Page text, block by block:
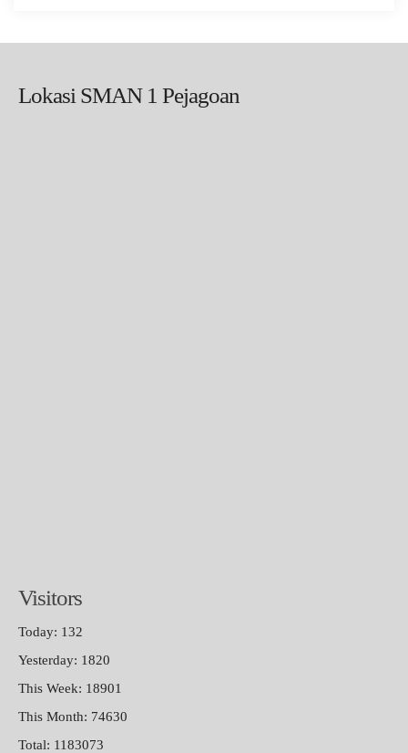
Lokasi SMAN 1 Pejagoan
Visitors
Today: 132
Yesterday: 1820
This Week: 18901
This Month: 74630
Total: 1183073